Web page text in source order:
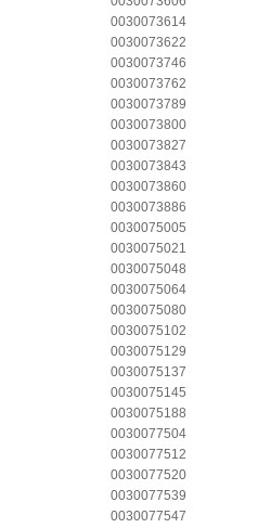
0030073614
0030073622
0030073746
0030073762
0030073789
0030073800
0030073827
0030073843
0030073860
0030073886
0030075005
0030075021
0030075048
0030075064
0030075080
0030075102
0030075129
0030075137
0030075145
0030075188
0030077504
0030077512
0030077520
0030077539
0030077547